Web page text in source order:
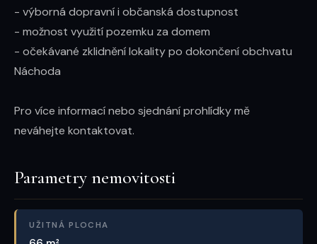
- výborná dopravní i občanská dostupnost
- možnost využití pozemku za domem
- očekávané zklidnění lokality po dokončení obchvatu
Náchoda
Pro více informací nebo sjednání prohlídky mě
neváhejte kontaktovat.
Parametry nemovitosti
UŽITNÁ PLOCHA